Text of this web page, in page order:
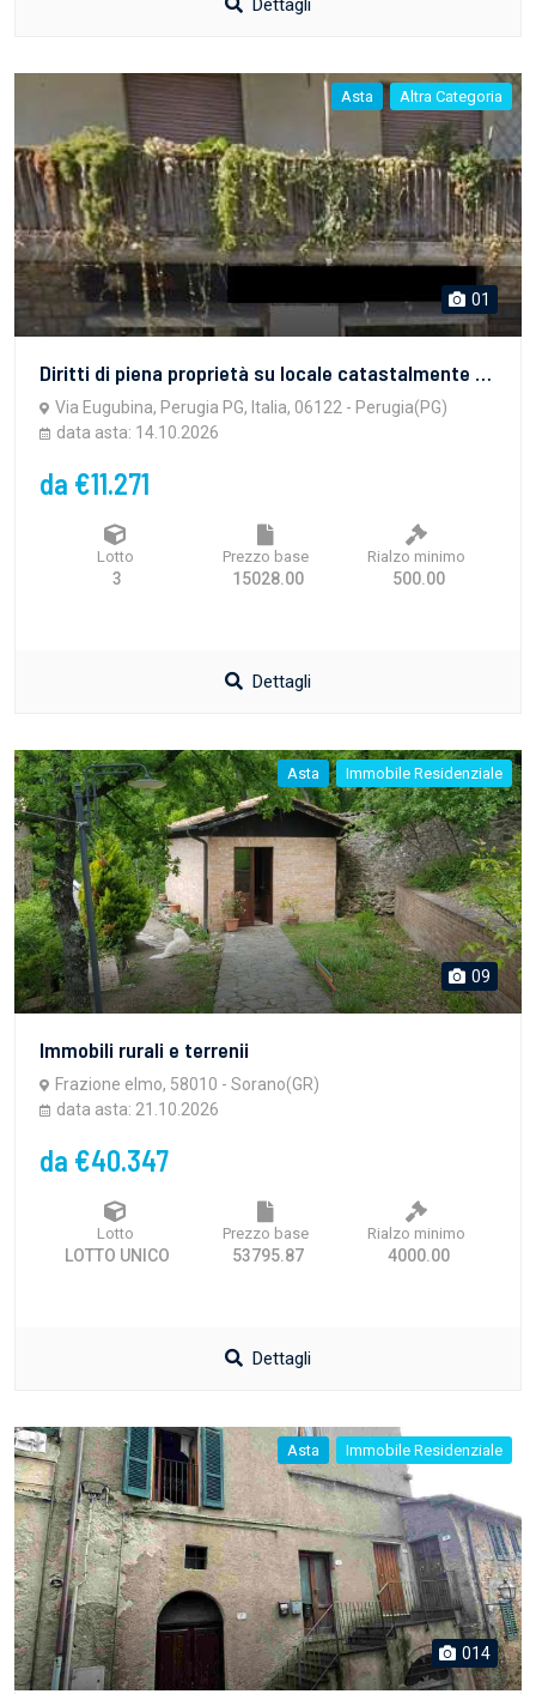
Dettagli
Asta Altra Categoria
01
Diritti di piena proprietà su locale catastalmente censito come garage ed adibito a negozio ubicato al piano terra di un fabbricato di maggior consistenza posto in Comune di Perugia, via Eugubina. Il locale adibito a negozio è dotato di ingresso e vetrina prospicienti la pubblica via e dello stesso fa parte anche un piccolo vano accessorio ad uso promiscuo magazzino e servizio igienico. Diritti di 1?4 pro indiviso su locale garage adiacente e di fatto in continuità funzionale con il precedente.
Via Eugubina, Perugia PG, Italia, 06122 - Perugia(PG)
data asta: 14.10.2026
da €11.271
Lotto
3
Prezzo base
15028.00
Rialzo minimo
500.00
Dettagli
Asta Immobile Residenziale
09
Immobili rurali e terrenii
Frazione elmo, 58010 - Sorano(GR)
data asta: 21.10.2026
da €40.347
Lotto
LOTTO UNICO
Prezzo base
53795.87
Rialzo minimo
4000.00
Dettagli
Asta Immobile Residenziale
014